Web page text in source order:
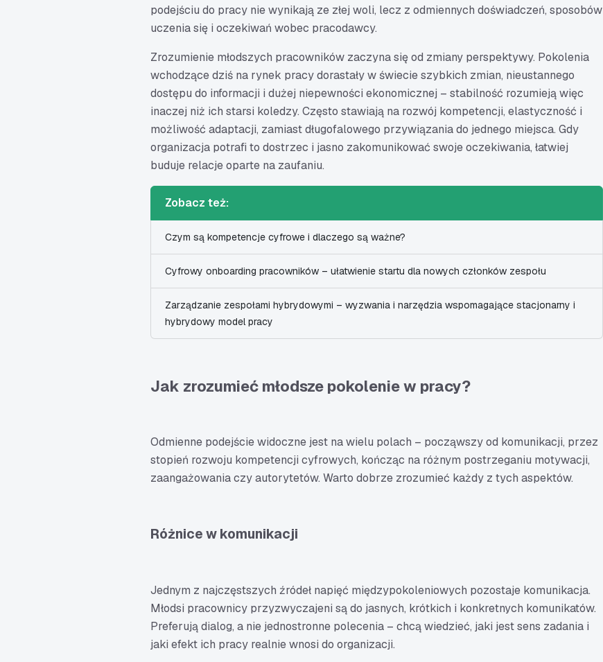
podejściu do pracy nie wynikają ze złej woli, lecz z odmiennych doświadczeń, sposobów
uczenia się i oczekiwań wobec pracodawcy.
Zrozumienie młodszych pracowników zaczyna się od zmiany perspektywy. Pokolenia
wchodzące dziś na rynek pracy dorastały w świecie szybkich zmian, nieustannego
dostępu do informacji i dużej niepewności ekonomicznej – stabilność rozumieją więc
inaczej niż ich starsi koledzy. Często stawiają na rozwój kompetencji, elastyczność i
możliwość adaptacji, zamiast długofalowego przywiązania do jednego miejsca. Gdy
organizacja potrafi to dostrzec i jasno zakomunikować swoje oczekiwania, łatwiej
buduje relacje oparte na zaufaniu.
Zobacz też:
Czym są kompetencje cyfrowe i dlaczego są ważne?
Cyfrowy onboarding pracowników – ułatwienie startu dla nowych członków zespołu
Zarządzanie zespołami hybrydowymi – wyzwania i narzędzia wspomagające stacjonarny i
hybrydowy model pracy
Jak zrozumieć młodsze pokolenie w pracy?
Odmienne podejście widoczne jest na wielu polach – począwszy od komunikacji, przez
stopień rozwoju kompetencji cyfrowych, kończąc na różnym postrzeganiu motywacji,
zaangażowania czy autorytetów. Warto dobrze zrozumieć każdy z tych aspektów.
Różnice w komunikacji
Jednym z najczęstszych źródeł napięć międzypokoleniowych pozostaje komunikacja.
Młodsi pracownicy przyzwyczajeni są do jasnych, krótkich i konkretnych komunikatów.
Preferują dialog, a nie jednostronne polecenia – chcą wiedzieć, jaki jest sens zadania i
jaki efekt ich pracy realnie wnosi do organizacji.